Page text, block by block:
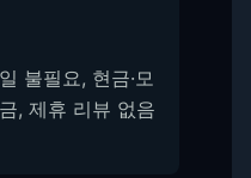
불필요, 현금·모
, 제휴 리뷰 없음